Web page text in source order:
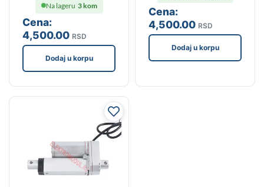
Cena:
4,500.00 RSD
Na lageru 3 kom
Dodaj u korpu
Cena:
4,500.00 RSD
Dodaj u korpu